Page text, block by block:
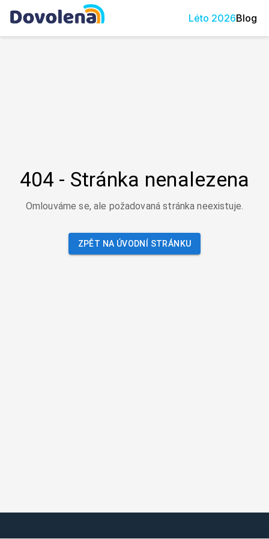
Léto 2026Blog
404 - Stránka nenalezena
Omlouváme se, ale požadovaná stránka neexistuje.
ZPĚT NA ÚVODNÍ STRÁNKU